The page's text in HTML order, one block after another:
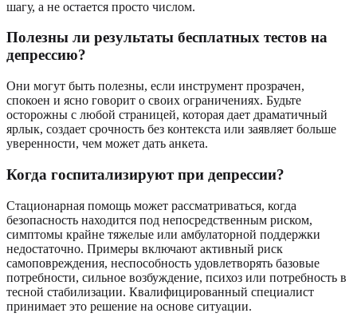
шагу, а не остается просто числом.
Полезны ли результаты бесплатных тестов на
депрессию?
Они могут быть полезны, если инструмент прозрачен,
спокоен и ясно говорит о своих ограничениях. Будьте
осторожны с любой страницей, которая дает драматичный
ярлык, создает срочность без контекста или заявляет больше
уверенности, чем может дать анкета.
Когда госпитализируют при депрессии?
Стационарная помощь может рассматриваться, когда
безопасность находится под непосредственным риском,
симптомы крайне тяжелые или амбулаторной поддержки
недостаточно. Примеры включают активный риск
самоповреждения, неспособность удовлетворять базовые
потребности, сильное возбуждение, психоз или потребность в
тесной стабилизации. Квалифицированный специалист
принимает это решение на основе ситуации.